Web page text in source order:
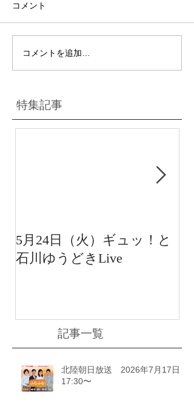
コメント
コメントを追加…
特集記事
5月24日（火）ギュッ！と
石川ゆうどきLive
記事一覧
北陸朝日放送 2026年7月17日
17:30〜